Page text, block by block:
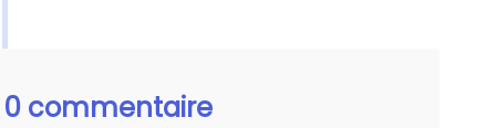
0 commentaire